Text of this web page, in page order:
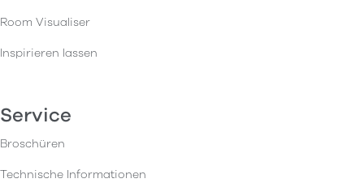
Room Visualiser
Inspirieren lassen
Service
Broschüren
Technische Informationen